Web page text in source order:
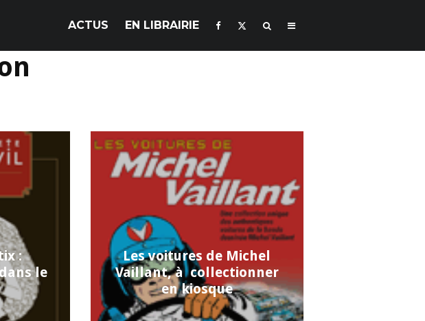
ACTUS EN LIBRAIRIE
:
le
Les voitures de Michel
Vaillant, à collectionner
en kiosque